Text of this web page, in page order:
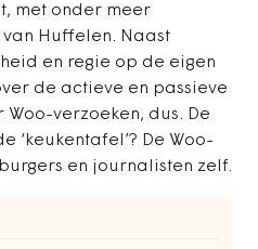
met onder meer
Huffelen. Naast
en regie op de eigen
de actieve en passieve
verzoeken, dus. De
‘keukentafel’? De Woo-
en journalisten zelf.